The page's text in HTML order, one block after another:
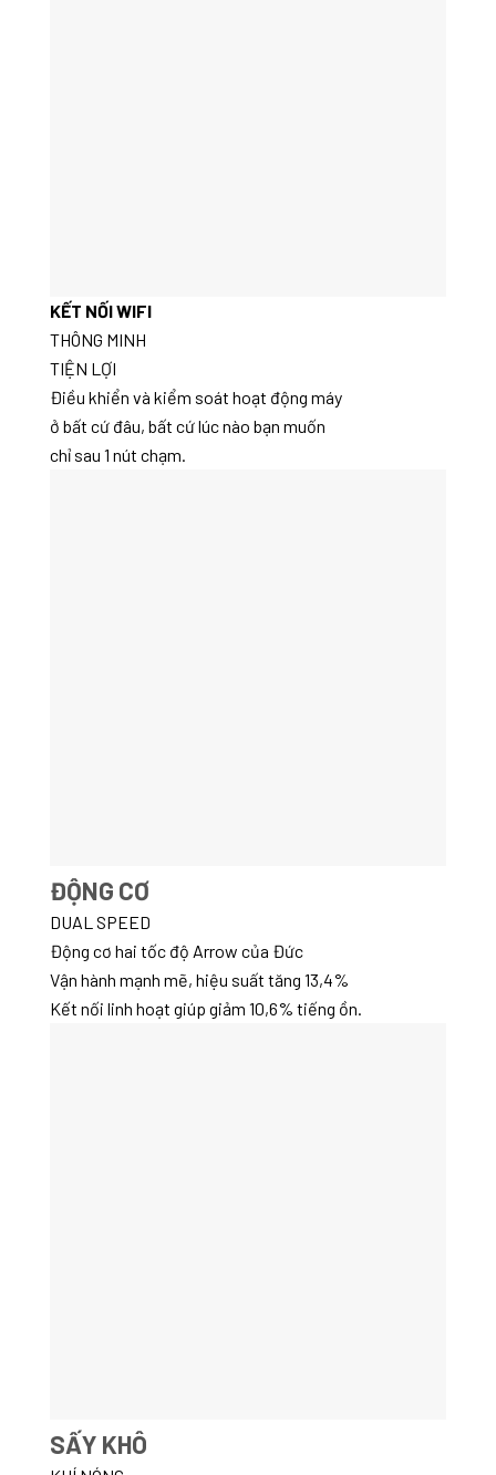
KẾT NỐI WIFI
THÔNG MINH
TIỆN LỢI
Điều khiển và kiểm soát hoạt động máy
ở bất cứ đâu, bất cứ lúc nào bạn muốn
chỉ sau 1 nút chạm.
ĐỘNG CƠ
DUAL SPEED
Động cơ hai tốc độ Arrow của Đức
Vận hành mạnh mẽ, hiệu suất tăng 13,4%
Kết nối linh hoạt giúp giảm 10,6% tiếng ồn.
SẤY KHÔ